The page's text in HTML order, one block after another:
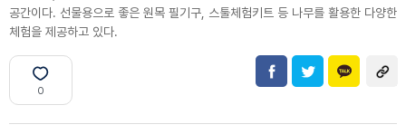
공간이다. 선물용으로 좋은 원목 필기구, 스툴체험키트 등 나무를 활용한 다양한
체험을 제공하고 있다.
0